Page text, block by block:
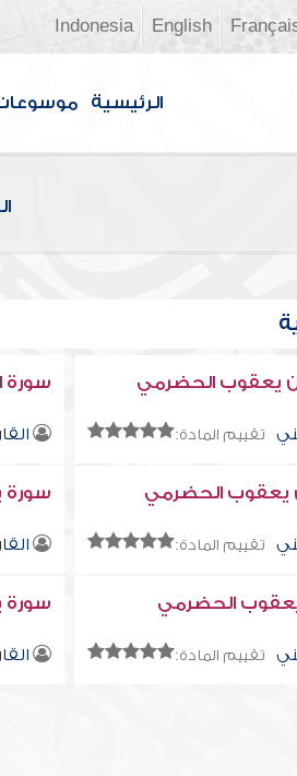
English
Indonesia
الرئيسية
يعقوب الحضرمي
تقييم المادة:
سورة
يعقوب الحضرمي
تقييم المادة:
سورة
الحضرمي
تقييم المادة:
سورة